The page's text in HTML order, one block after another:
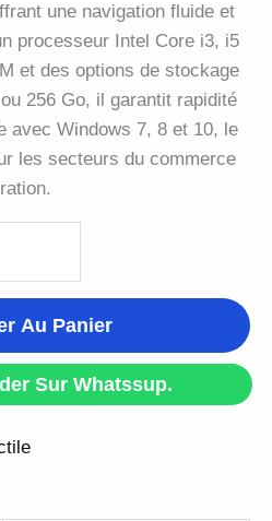
une navigation fluide et
processeur Intel Core i3, i5
et des options de stockage
256 Go, il garantit rapidité
avec Windows 7, 8 et 10, le
les secteurs du commerce
Au Panier
Sur Whatssup.